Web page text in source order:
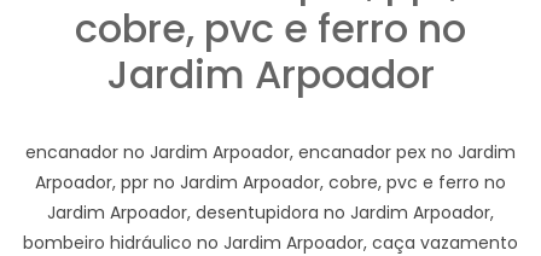
cobre, pvc e ferro no
Jardim Arpoador
encanador no Jardim Arpoador, encanador pex no Jardim
Arpoador, ppr no Jardim Arpoador, cobre, pvc e ferro no
Jardim Arpoador, desentupidora no Jardim Arpoador,
bombeiro hidráulico no Jardim Arpoador, caça vazamento